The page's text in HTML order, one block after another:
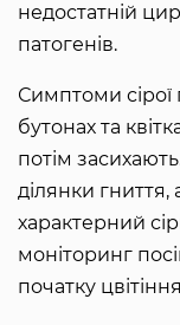
недостатній
патогенів.
Симптоми сірої
бутонах та
потім
ділянки
характерний
моніторинг
початку